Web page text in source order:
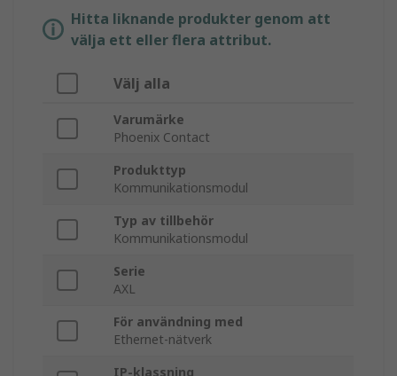
Hitta liknande produkter genom att
välja ett eller flera attribut.
Välj alla
Varumärke
Phoenix Contact
Produkttyp
Kommunikationsmodul
Typ av tillbehör
Kommunikationsmodul
Serie
AXL
För användning med
Ethernet-nätverk
IP-klassning